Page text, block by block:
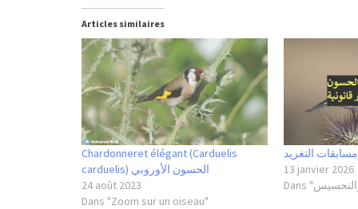
Articles similaires
Chardonneret élégant (Carduelis
carduelis) الحسون الأوروبي
24 août 2023
Dans "Zoom sur un oiseau"
التغريد
13 janvier 2026